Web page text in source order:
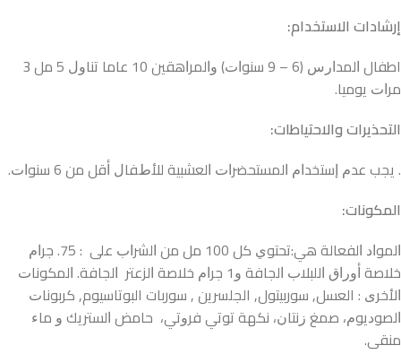
إرشادات الاستخدام:
اطفال ﺍﻟﻤﺪﺍﺭﺱ (6 – 9 ﺳﻨﻮﺍﺕ) ﻭﺍﻟﻤﺮﺍﻫﻘﻴﻦ 10 ﻋﺎﻣﺎ ﺗﻨﺎﻭﻝ 5 ﻣﻞ 3
ﻣﺮﺍﺕ ﻳﻮﻣﻴﺎ.
التحذيرات والاحتياطات:
. ﻳﺠﺐ ﻋﺪﻡ ﺇﺳﺘﺨﺪﺍﻡ ﺍﻟﻤﺴﺘﺤﻀﺮﺍﺕ ﺍﻟﻌﺸﺒﻴﺔ ﻟﻸﻁﻔﺎﻝ ﺃﻗﻞ ﻣﻦ 6 ﺳﻨﻮﺍﺕ.
المكونات:
ﺍﻟﻤﻮﺍﺩ ﺍﻟﻔﻌﺎﻟﺔ ﻫﻲ:ﺗﺤﺘﻮﻱ ﻛﻞ 100 ﻣﻞ ﻣﻦ ﺍﻟﺸﺮﺍﺏ ﻋﻠﻰ : 75. ﺟﺮﺍﻡ
ﺧﻼﺻﺔ ﺃﻭﺭﺍﻕ ﺍﻟﻠﺒﻼﺏ ﺍﻟﺠﺎﻓﺔ ﻭ1 ﺟﺮﺍﻡ ﺧﻼﺻﺔ ﺍﻟﺰﻋﺘﺮ ﺍﻟﺠﺎﻓﺔ. ﺍﻟﻤﻜﻮﻧﺎﺕ
ﺍﻷﺧﺮﻯ : العسل, سوربيتول, الجلسرين , سوربات البوتاسيوم, ﻛﺮﺑﻮﻧﺎﺕ
ﺍﻟﺼﻮﺩﻳﻮﻡ، ﺻﻤﻎ ﺯﻧﺘﺎﻥ، ﻧﻜﻬﺔ ﺗﻮﺗﻲ ﻓﺮﻭﺗﻲ، ﺣﺎﻣﺾ ﺍﻟﺴﺘﺮﻳﻚ ﻭ ﻣﺎﺀ
ﻣﻨﻘﻰ.